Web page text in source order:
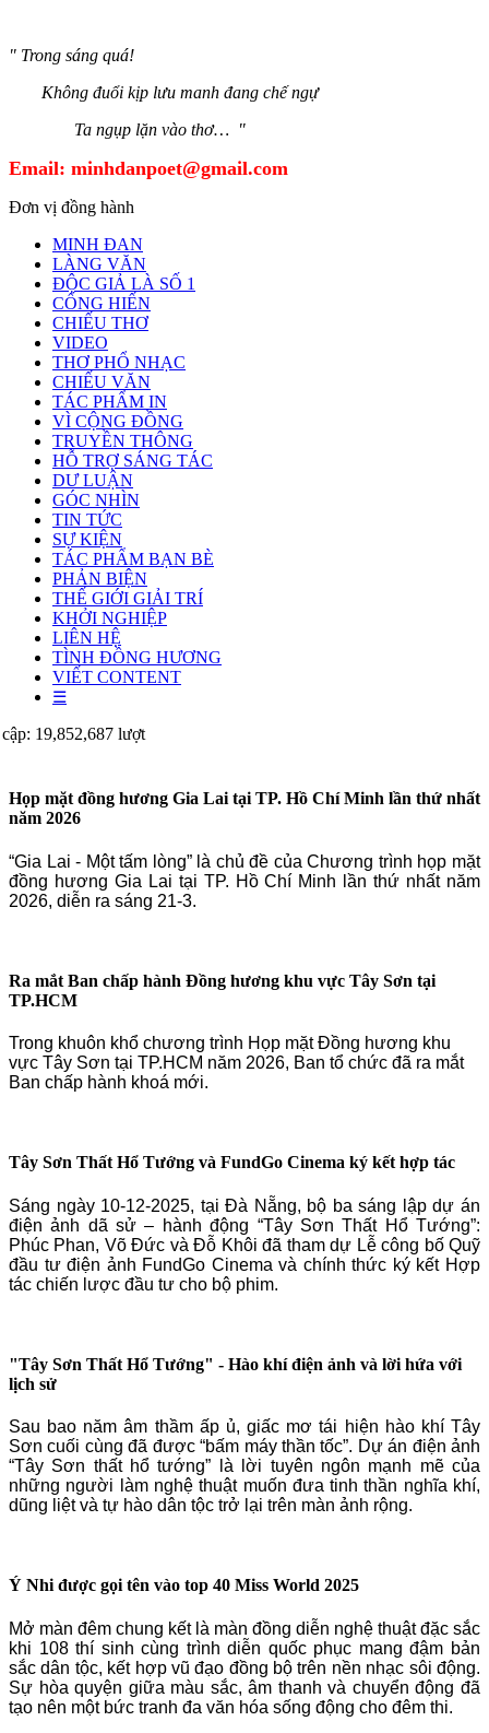
" Trong sáng quá!
Không đuổi kịp lưu manh đang chế ngự
Ta ngụp lặn vào thơ… "
Email: minhdanpoet@gmail.com
Đơn vị đồng hành
MINH ĐAN
LÀNG VĂN
ĐỘC GIẢ LÀ SỐ 1
CỐNG HIẾN
CHIẾU THƠ
VIDEO
THƠ PHỔ NHẠC
CHIẾU VĂN
TÁC PHẨM IN
VÌ CỘNG ĐỒNG
TRUYỀN THÔNG
HỖ TRỢ SÁNG TÁC
DƯ LUẬN
GÓC NHÌN
TIN TỨC
SỰ KIỆN
TÁC PHẨM BẠN BÈ
PHẢN BIỆN
THẾ GIỚI GIẢI TRÍ
KHỞI NGHIỆP
LIÊN HỆ
TÌNH ĐỒNG HƯƠNG
VIẾT CONTENT
☰
19,852,687 lượt
Họp mặt đồng hương Gia Lai tại TP. Hồ Chí Minh lần thứ nhất
năm 2026
“Gia Lai - Một tấm lòng” là chủ đề của Chương trình họp mặt
đồng hương Gia Lai tại TP. Hồ Chí Minh lần thứ nhất năm
2026, diễn ra sáng 21-3.
Ra mắt Ban chấp hành Đồng hương khu vực Tây Sơn tại
TP.HCM
Trong khuôn khổ chương trình Họp mặt Đồng hương khu
vực Tây Sơn tại TP.HCM năm 2026, Ban tổ chức đã ra mắt
Ban chấp hành khoá mới.
Tây Sơn Thất Hổ Tướng và FundGo Cinema ký kết hợp tác
Sáng ngày 10-12-2025, tại Đà Nẵng, bộ ba sáng lập dự án
điện ảnh dã sử – hành động “Tây Sơn Thất Hổ Tướng”:
Phúc Phan, Võ Đức và Đỗ Khôi đã tham dự Lễ công bố Quỹ
đầu tư điện ảnh FundGo Cinema và chính thức ký kết Hợp
tác chiến lược đầu tư cho bộ phim.
"Tây Sơn Thất Hổ Tướng" - Hào khí điện ảnh và lời hứa với
lịch sử
Sau bao năm âm thầm ấp ủ, giấc mơ tái hiện hào khí Tây
Sơn cuối cùng đã được “bấm máy thần tốc”. Dự án điện ảnh
“Tây Sơn thất hổ tướng” là lời tuyên ngôn mạnh mẽ của
những người làm nghệ thuật muốn đưa tinh thần nghĩa khí,
dũng liệt và tự hào dân tộc trở lại trên màn ảnh rộng.
Ý Nhi được gọi tên vào top 40 Miss World 2025
Mở màn đêm chung kết là màn đồng diễn nghệ thuật đặc sắc
khi 108 thí sinh cùng trình diễn quốc phục mang đậm bản
sắc dân tộc, kết hợp vũ đạo đồng bộ trên nền nhạc sôi động.
Sự hòa quyện giữa màu sắc, âm thanh và chuyển động đã
tạo nên một bức tranh đa văn hóa sống động cho đêm thi.